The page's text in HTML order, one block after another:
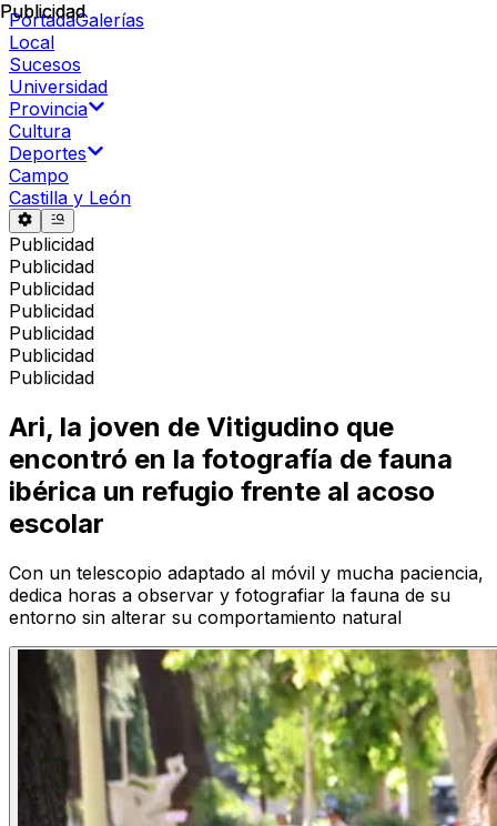
PortadaGalerías
Local
Sucesos
Universidad
Provincia
Cultura
Deportes
Campo
Castilla y León
Publicidad
Publicidad
Publicidad
Publicidad
Publicidad
Publicidad
Publicidad
Publicidad
Ari, la joven de Vitigudino que
encontró en la fotografía de fauna
ibérica un refugio frente al acoso
escolar
Con un telescopio adaptado al móvil y mucha paciencia,
dedica horas a observar y fotografiar la fauna de su
entorno sin alterar su comportamiento natural
Publicidad